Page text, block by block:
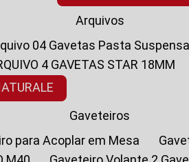
Arquivos
04 Gavetas Pasta
4 GAVETAS STAR 18MM
Gaveteiros
para Acoplar em Mesa